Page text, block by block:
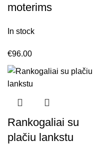
moterims
In stock
€96.00
Rankogaliai su
plačiu lankstu